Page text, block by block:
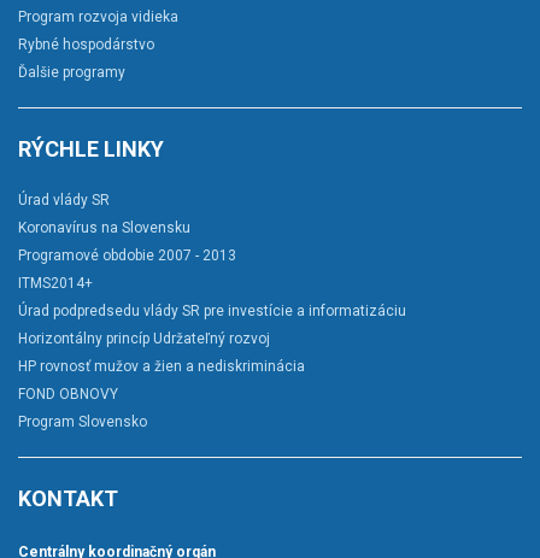
Program rozvoja vidieka
Rybné hospodárstvo
Ďalšie programy
RÝCHLE LINKY
Úrad vlády SR
Koronavírus na Slovensku
Programové obdobie 2007 - 2013
ITMS2014+
Úrad podpredsedu vlády SR pre investície a informatizáciu
Horizontálny princíp Udržateľný rozvoj
HP rovnosť mužov a žien a nediskriminácia
FOND OBNOVY
Program Slovensko
KONTAKT
Centrálny koordinačný orgán